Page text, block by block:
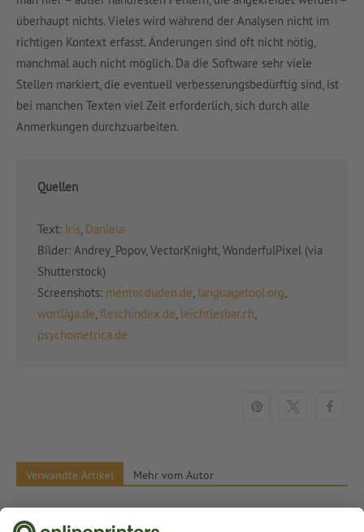
überhaupt nichts. Vieles wird während der Analysen nicht im
richtigen Kontext erfasst. Änderungen sind oft nicht nötig,
manchmal auch nicht möglich. Da die Software sehr viele
Stellen markiert, die eventuell verbesserungsbedürftig sind, ist
bei manchen Texten viel Zeit erforderlich, sich durch alle
Anmerkungen durchzuarbeiten.
Quellen
Text: Iris, Daniela
Bilder: Andrey_Popov, VectorKnight, WonderfulPixel (via
Shutterstock)
Screenshots: mentor.duden.de, languagetool.org,
wortliga.de,fleschindex.de, leichtlesbar.ch,
psychometrica.de
Verwandte Artikel Mehr vom Autor